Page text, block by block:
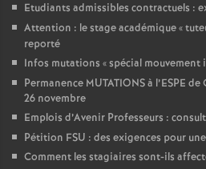
Etudiants admissibles contractuels :
Attention : le stage académique «
reporté
Infos mutations «spécial mouvement
Permanence MUTATIONS à l’ESPE
26 novembre
Emplois d’Avenir Professeurs :
Pétition FSU : des exigences pour
Comment les stagiaires sont-ils